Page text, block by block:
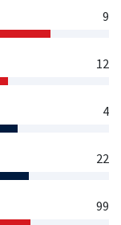
9
12
4
22
99